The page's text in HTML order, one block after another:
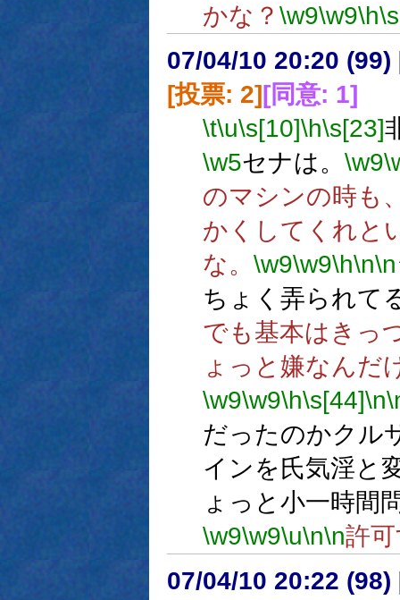
かな？ \w9\w9\h
07/04/10 20:20 (99)
[投票: 2][同意: 1]
\t\u\s[10]\h\s[23]
\w5セナは。 \w9
のマシンの時も
かくしてくれと
な。 \w9\w9\h\n\n
ちょく弄られて
でも基本はきっ
ょっと嫌なんだ
\w9\w9\h\s[44]\n
だったのかクル
インを氏気淫と
ょっと小一時間
\w9\w9\u\n\n許
07/04/10 20:22 (98)